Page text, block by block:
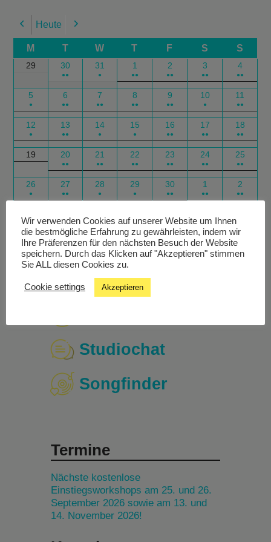
Previous
Heute Next
M T W T F S S
29 30
●●
31
●
1
●●
2
●●
3
●●
4
●●
5
●
6
●●
7
●●
8
●●
9
●●
10
●
11
●●
12
●
13
●●
14
●
15
●
16
●●
17
●●
18
●●
19 20
●●
21
●●
22
●●
23
●●
24
●●
25
●●
26
●
27
●●
28
●
29
●
30
●●
1
●●
2
●●
Subscribe
in
Google
Subscribe
in
Outlook
Export
for
Google
Export
for
Outlook
Studiochat
Songfinder
Termine
Nächste kostenlose
Einstiegsworkshops am 25. und 26.
September 2026 sowie am 13. und
14. November 2026!
Wir verwenden Cookies auf unserer Website um Ihnen
die bestmögliche Erfahrung zu gewährleisten, indem wir
Ihre Präferenzen für den nächsten Besuch der Website
speichern. Durch das Klicken auf "Akzeptieren" stimmen
Sie ALL diesen Cookies zu.
Cookie settings Akzeptieren